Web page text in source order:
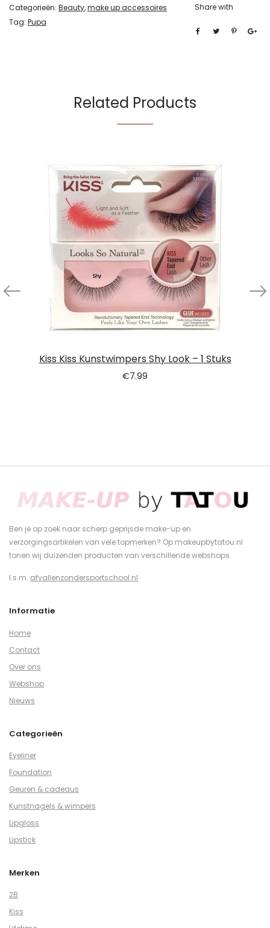
Categorieën: Beauty,make up accessoires
Tag: Pupa
Share with
Related Products
Kiss Kiss Kunstwimpers Shy Look – 1 Stuks
€7.99
Ben je op zoek naar scherp geprijsde make-up en
verzorgingsartikelen van vele topmerken? Op makeupbytatou.nl
tonen wij duizenden producten van verschillende webshops.
I.s.m. afvallenzondersportschool.nl
Informatie
Home
Contact
Over ons
Webshop
Nieuws
Categorieën
Eyeliner
Foundation
Geuren & cadeaus
Kunstnagels & wimpers
Lipgloss
Lipstick
Merken
2B
Kiss